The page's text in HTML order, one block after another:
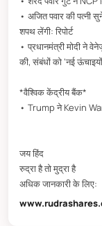
• अजित पवार की पत्नी
शपथ लेंगी: रिपोर्ट
• प्रधानमंत्री मोदी ने
की, संबंधों को ‘नई
*वैश्विक केंद्रीय बैंक*
• Trump ने Kevin
जय हिंद
रुद्रा है तो मुद्रा है
अधिक जानकारी के लिए: